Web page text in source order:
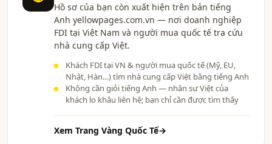
Hồ sơ của bạn còn xuất hiện trên bản tiếng
Anh yellowpages.com.vn — nơi doanh nghiệp
FDI tại Việt Nam và người mua quốc tế tra cứu
nhà cung cấp Việt.
Khách FDI tại VN & người mua quốc tế (Mỹ, EU,
Nhật, Hàn…) tìm nhà cung cấp Việt bằng tiếng Anh
Không cần giỏi tiếng Anh — nhân sự Việt của
khách lo khâu liên hệ; bạn chỉ cần được tìm thấy
Xem Trang Vàng Quốc Tế→